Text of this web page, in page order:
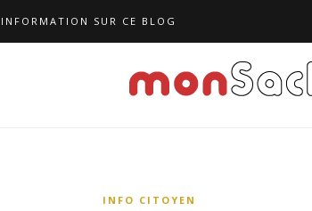
SUR CE BLOG
INFO CITOYEN